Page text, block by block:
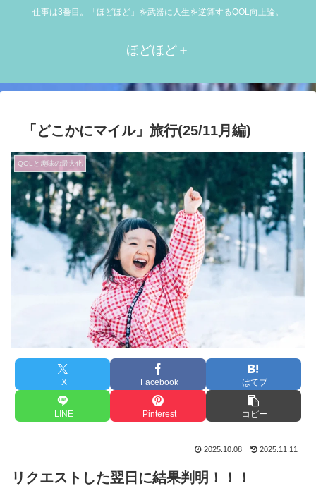
仕事は3番目。「ほどほど」を武器に人生を逆算するQOL向上論。
ほどほど＋
「どこかにマイル」旅行(25/11月編)
QOLと趣味の最大化
X Facebook はてブ
LINE Pinterest コピー
2025.10.08 2025.11.11
リクエストした翌日に結果判明！ ！！